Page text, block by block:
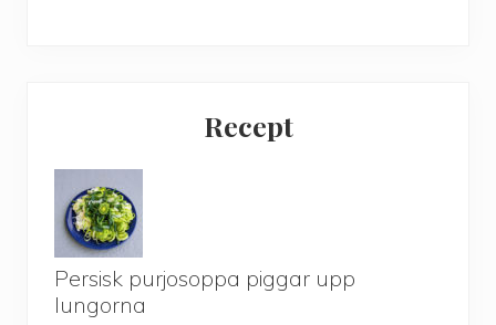
Recept
Persisk purjosoppa piggar upp
lungorna